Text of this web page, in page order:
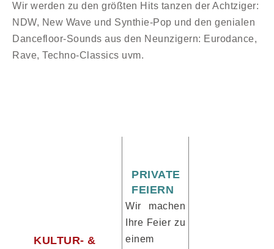
Wir werden zu den größten Hits tanzen der Achtziger:
NDW, New Wave und Synthie-Pop und den genialen
Dancefloor-Sounds aus den Neunzigern: Eurodance,
Rave, Techno-Classics uvm.
KULTUR- &
PRIVATE
FEIERN
Wir machen
Ihre Feier zu
einem